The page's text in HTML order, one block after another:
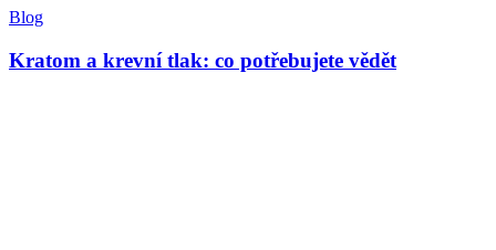
Blog
Kratom a krevní tlak: co potřebujete vědět